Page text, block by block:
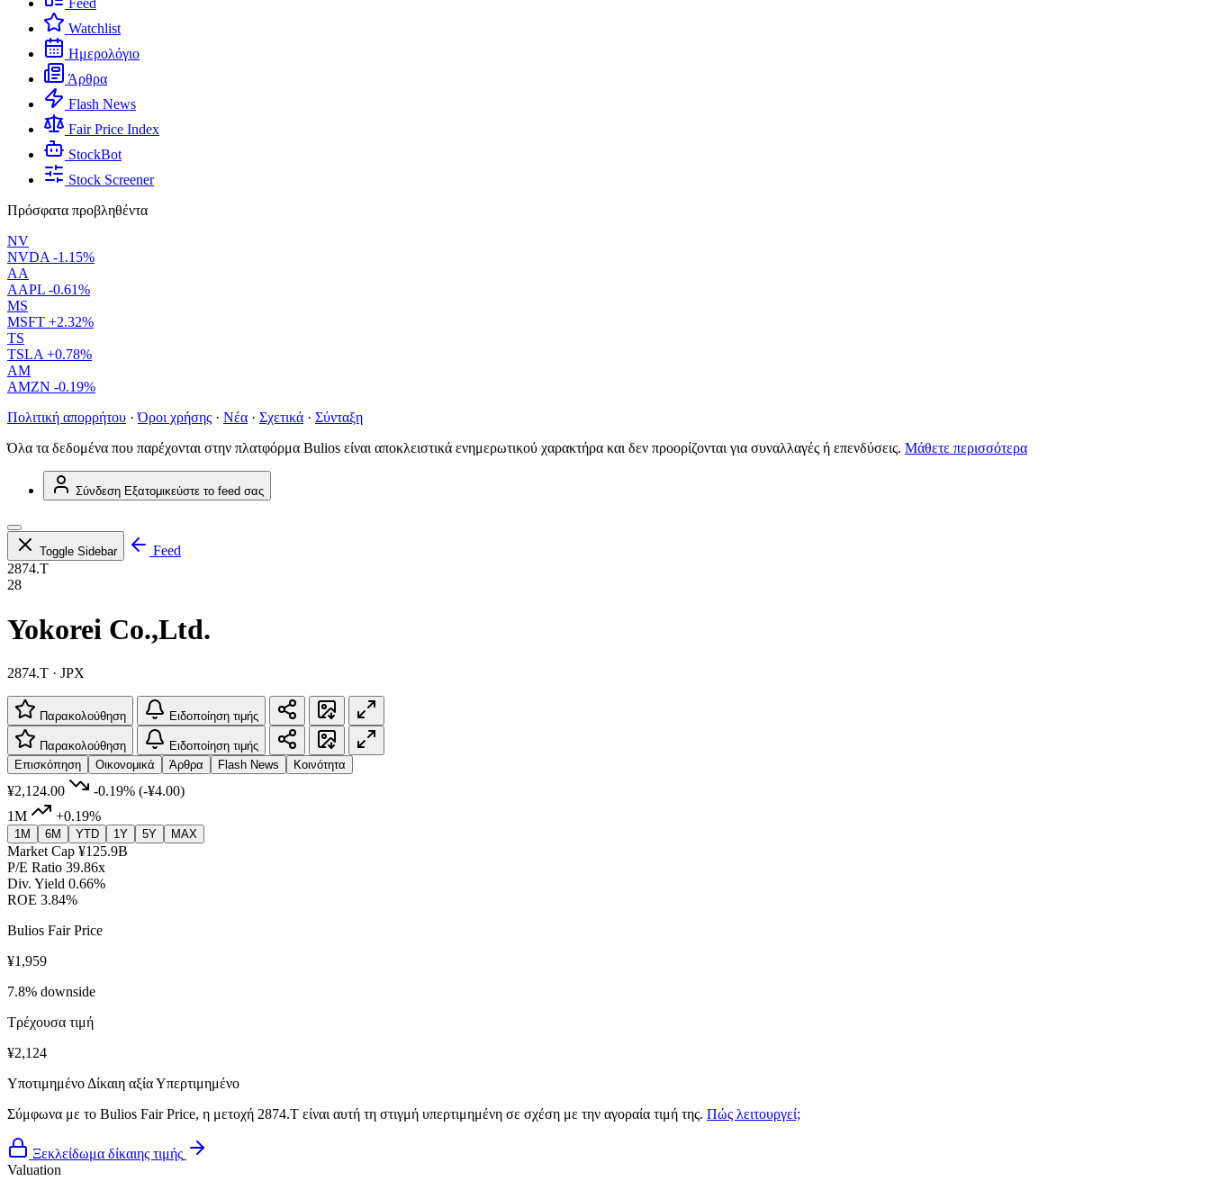
Feed
Watchlist
Ημερολόγιο
Άρθρα
Flash News
Fair Price Index
StockBot
Stock Screener
Πρόσφατα προβληθέντα
NV
NVDA -1.15%
AA
AAPL -0.61%
MS
MSFT +2.32%
TS
TSLA +0.78%
AM
AMZN -0.19%
Πολιτική απορρήτου · Όροι χρήσης · Νέα · Σχετικά · Σύνταξη
Όλα τα δεδομένα που παρέχονται στην πλατφόρμα Bulios είναι αποκλειστικά ενημερωτικού χαρακτήρα και δεν προορίζονται για συναλλαγές ή επενδύσεις. Μάθετε περισσότερα
Σύνδεση Εξατομικεύστε το feed σας
Toggle Sidebar
Feed
2874.T
28
Yokorei Co.,Ltd.
2874.T · JPX
Παρακολούθηση Ειδοποίηση τιμής
Παρακολούθηση
Ειδοποίηση τιμής
Επισκόπηση
Οικονομικά Άρθρα Flash News Κοινότητα
¥2,124.00 -0.19% (-¥4.00)
1M
+0.19%
1M 6M YTD 1Y 5Y MAX
Market Cap ¥125.9B
P/E Ratio 39.86x
Div. Yield 0.66%
ROE 3.84%
Bulios Fair Price
¥1,959
7.8% downside
Τρέχουσα τιμή
¥2,124
Υποτιμημένο Δίκαιη αξίαΥπερτιμημένο
Σύμφωνα με το Bulios Fair Price, η μετοχή 2874.T είναι αυτή τη στιγμή υπερτιμημένη σε σχέση με την αγοραία τιμή της. Πώς λειτουργεί;
Ξεκλείδωμα δίκαιης τιμής
Valuation